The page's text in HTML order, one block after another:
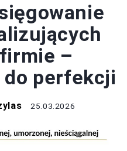
–
do perfekcji
25.03.2026